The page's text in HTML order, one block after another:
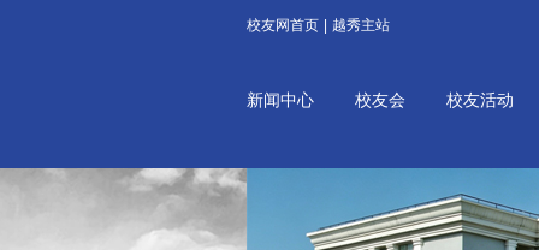
校友网首页 越秀主站
新闻中心 校友会 校友活动